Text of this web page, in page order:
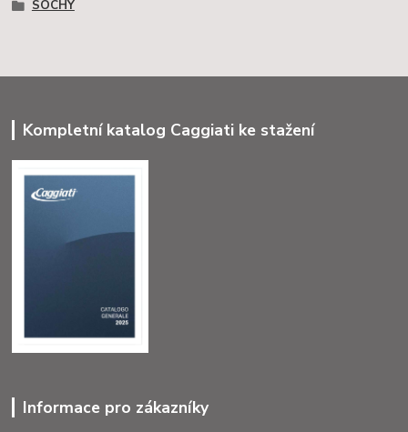
SOCHY
Kompletní katalog Caggiati ke stažení
Informace pro zákazníky